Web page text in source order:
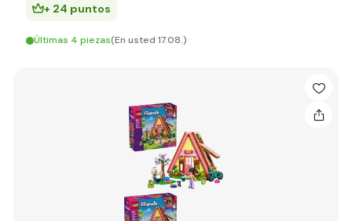
+ 24 puntos
Últimas 4 piezas(En usted 17.08.)